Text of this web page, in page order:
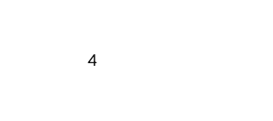
4